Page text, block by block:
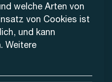
welche Arten von
von Cookies ist
und kann
Weitere